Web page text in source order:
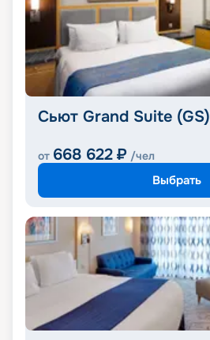
Сьют Grand Suite (GS)
от 668 622 ₽ /чел
Выбрать